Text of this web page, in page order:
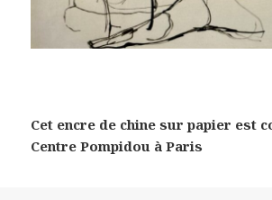
Cet encre de chine sur papier est
Centre Pompidou à Paris